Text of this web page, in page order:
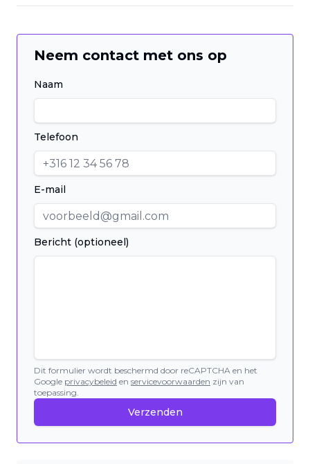
Neem contact met ons op
Naam
Telefoon
E-mail
Bericht (optioneel)
Dit formulier wordt beschermd door reCAPTCHA en het
Google privacybeleid en servicevoorwaarden zijn van
toepassing.
Verzenden